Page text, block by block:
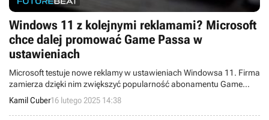
Windows 11 z kolejnymi reklamami? Microsoft
chce dalej promować Game Passa w
ustawieniach
Microsoft testuje nowe reklamy w ustawieniach Windowsa 11. Firma
zamierza dzięki nim zwiększyć popularność abonamentu Game
Pass.
Kamil Cuber16 lutego 2025 14:38